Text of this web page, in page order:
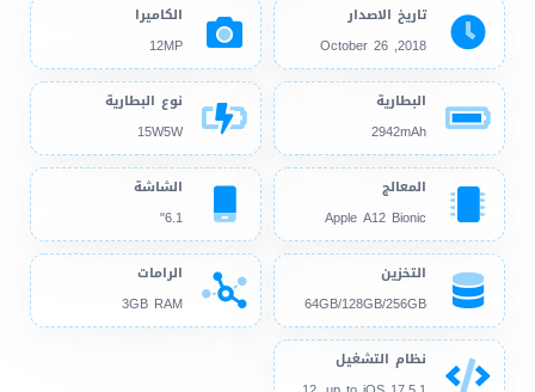
تاريخ الاصدار
2018, October 26
الكاميرا
12MP
البطارية
2942mAh
نوع البطارية
15W5W
المعالج
Apple A12 Bionic
الشاشة
6.1"
التخزين
64GB/128GB/256GB
الرامات
3GB RAM
نظام التشغيل